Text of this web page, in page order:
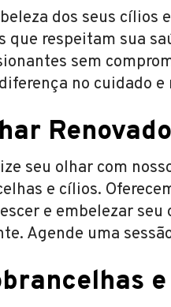
dos seus cílios
que respeitam sua
sem
no cuidado e
seu olhar com
e cílios.
e embelezar
Agende uma